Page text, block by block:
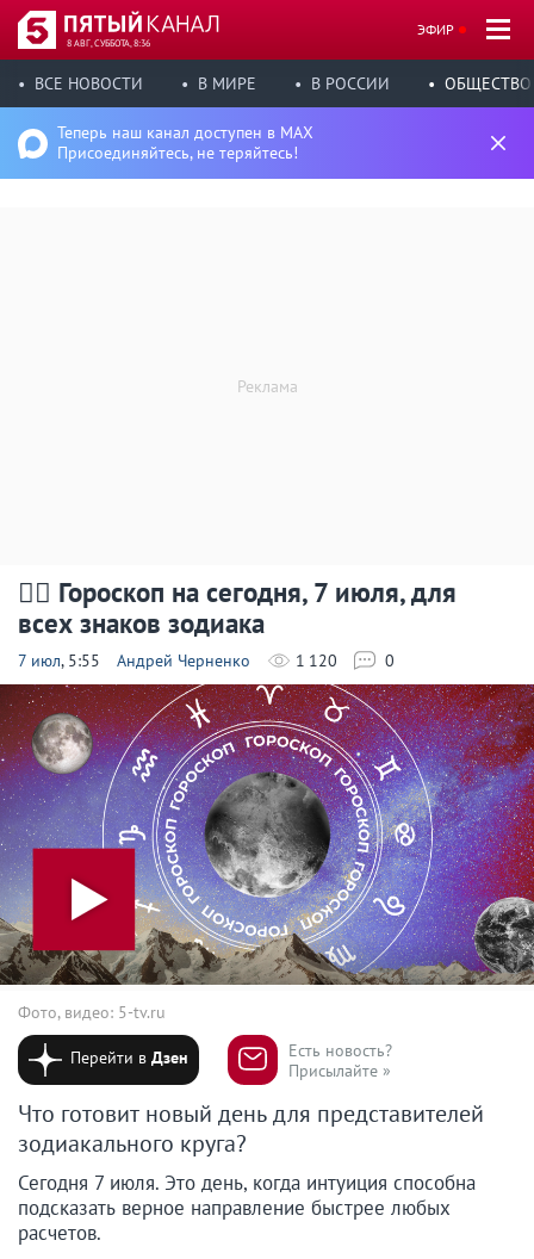
8 АВГ, СУББОТА, 8:36
ЭФИР
ВСЕ НОВОСТИ В МИРЕ В РОССИИ ОБЩЕСТВО
Теперь наш канал доступен в MAX
Присоединяйтесь, не теряйтесь!
🧙‍♀ Гороскоп на сегодня, 7 июля, для
всех знаков зодиака
7 июл, 5:55 Андрей Черненко 1 120 0
Фото, видео: 5-tv.ru
Перейти вДзен
Есть новость?
Присылайте »
Что готовит новый день для представителей
зодиакального круга?
Сегодня 7 июля. Это день, когда интуиция способна
подсказать верное направление быстрее любых
расчетов.